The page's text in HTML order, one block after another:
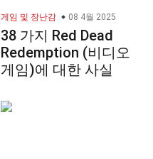
게임 및 장난감 08 4월 2025
38 가지 Red Dead
Redemption (비디오
게임)에 대한 사실